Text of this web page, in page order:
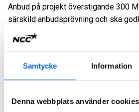
Samtycke Information
Denna webbplats använder cookies
Anbud på projekt överstigande 300
särskild anbudsprövning och ska
affärsområdeschef. Anbud på
MSEK genomgår en särskild
styrelsens projektutskott. Projekt
också upp via NCC Project Trend
på 50 MSEK ska godkännas av vd